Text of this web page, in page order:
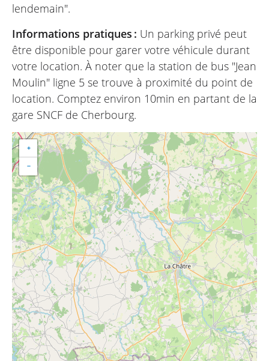
lendemain".
Informations pratiques : Un parking privé peut
être disponible pour garer votre véhicule durant
votre location. À noter que la station de bus "Jean
Moulin" ligne 5 se trouve à proximité du point de
location. Comptez environ 10min en partant de la
gare SNCF de Cherbourg.
+
−